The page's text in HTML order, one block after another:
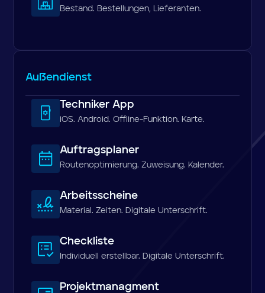
Bestand. Bestellungen, Lieferanten.
Außendienst
Techniker App
iOS. Android. Offline-Funktion. Karte.
Auftragsplaner
Routenoptimierung. Zuweisung. Kalender.
Arbeitsscheine
Material. Zeiten. Digitale Unterschrift.
Checkliste
Individuell erstellbar. Digitale Unterschrift.
Projektmanagment